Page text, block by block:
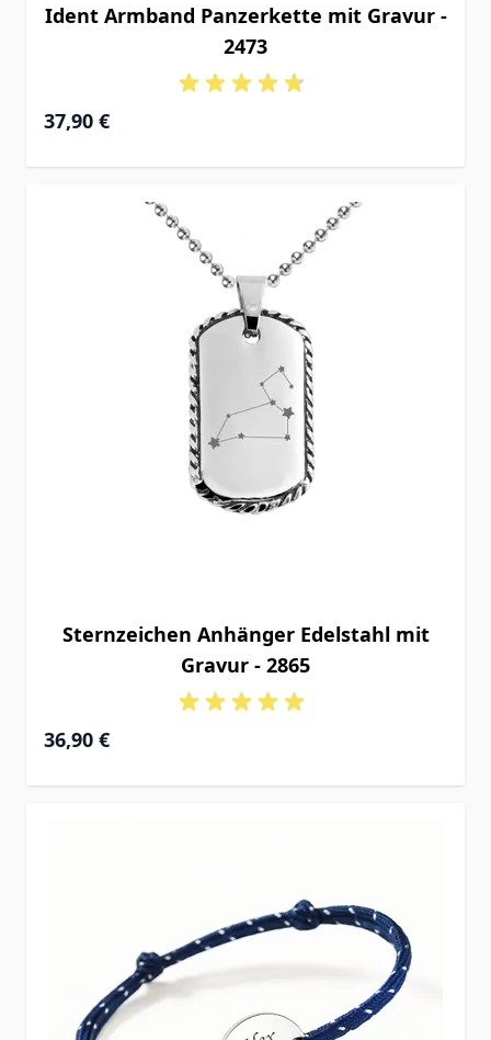
Ident Armband Panzerkette mit Gravur -
2473
37,90 €
Sternzeichen Anhänger Edelstahl mit
Gravur - 2865
36,90 €